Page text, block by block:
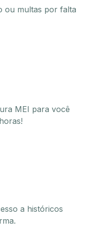
ou multas por falta
MEI para você
a históricos